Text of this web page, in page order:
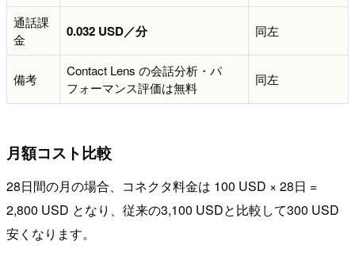
通話課
金
0.032 USD／分 同左
備考
Contact Lens の会話分析・パ
フォーマンス評価は無料
同左
月額コスト比較
28日間の月の場合、コネクタ料金は 100 USD × 28日 =
2,800 USD となり、従来の3,100 USDと比較して300 USD
安くなります。